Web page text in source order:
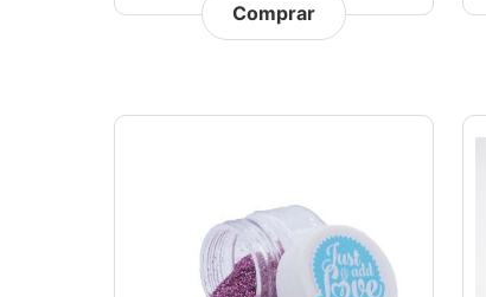
Comprar